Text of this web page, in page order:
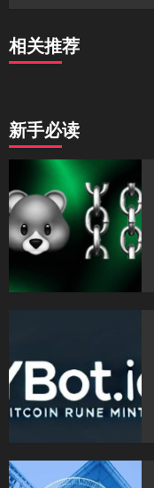
相关推荐
新手必读